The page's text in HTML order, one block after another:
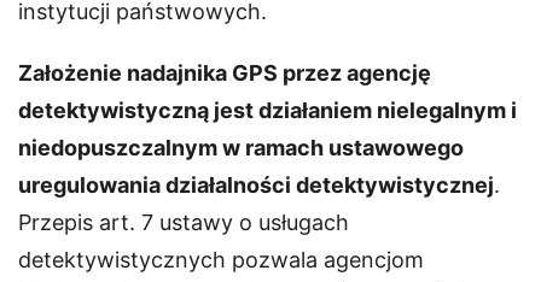
instytucji państwowych.
Założenie nadajnika GPS przez agencję
detektywistyczną jest działaniem nielegalnym i
niedopuszczalnym w ramach ustawowego
uregulowania działalności detektywistycznej.
Przepis art. 7 ustawy o usługach
detektywistycznych pozwala agencjom